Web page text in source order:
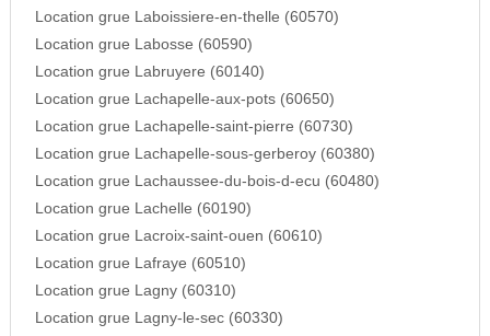
Location grue Laboissiere-en-thelle (60570)
Location grue Labosse (60590)
Location grue Labruyere (60140)
Location grue Lachapelle-aux-pots (60650)
Location grue Lachapelle-saint-pierre (60730)
Location grue Lachapelle-sous-gerberoy (60380)
Location grue Lachaussee-du-bois-d-ecu (60480)
Location grue Lachelle (60190)
Location grue Lacroix-saint-ouen (60610)
Location grue Lafraye (60510)
Location grue Lagny (60310)
Location grue Lagny-le-sec (60330)